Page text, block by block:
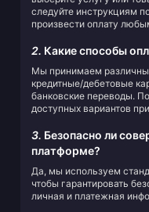
следуйте инструкциям
произвести оплату
2. Какие способы
Мы принимаем
кредитные/дебетовые
банковские переводы.
доступных вариантов
3. Безопасно ли
платформе?
Да, мы используем
чтобы гарантировать
личная и платежная